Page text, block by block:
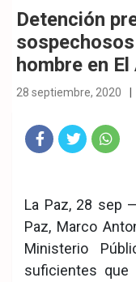
Detención
hombre en
28 septiembre, 2020
ook
pp
La Paz, 28 sep
Paz, Marco
Ministerio
suficientes que